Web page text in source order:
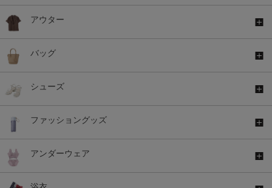
アウター
バッグ
シューズ
ファッショングッズ
アンダーウェア